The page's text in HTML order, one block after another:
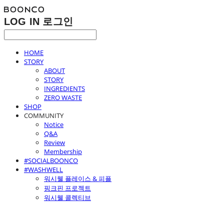
LOG IN 로그인
HOME
STORY
ABOUT
STORY
INGREDIENTS
ZERO WASTE
SHOP
COMMUNITY
Notice
Q&A
Review
Membership
#SOCIALBOONCO
#WASHWELL
워시웰 플레이스 & 피플
핑크핀 프로젝트
워시웰 콜렉티브